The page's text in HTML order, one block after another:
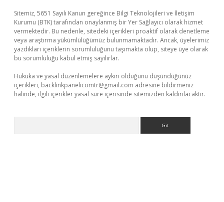
Sitemiz, 5651 Sayılı Kanun gereğince Bilgi Teknolojileri ve İletişim
Kurumu (BTK) tarafından onaylanmış bir Yer Sağlayıcı olarak hizmet
vermektedir. Bu nedenle, sitedeki içerikleri proaktif olarak denetleme
veya araştırma yükümlülüğümüz bulunmamaktadır. Ancak, üyelerimiz
yazdıkları içeriklerin sorumluluğunu taşımakta olup, siteye üye olarak
bu sorumluluğu kabul etmiş sayılırlar.
Hukuka ve yasal düzenlemelere aykırı olduğunu düşündüğünüz
içerikleri, backlinkpanelicomtr@gmail.com adresine bildirmeniz
halinde, ilgili içerikler yasal süre içerisinde sitemizden kaldırılacaktır.